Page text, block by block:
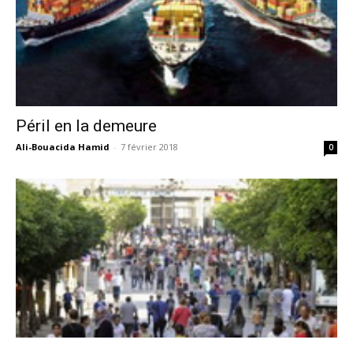
Péril en la demeure
Ali-Bouacida Hamid - 7 février 2018 0